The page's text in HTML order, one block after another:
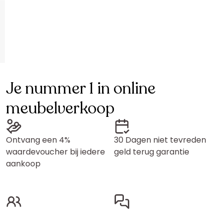
Je nummer 1 in online
meubelverkoop
Ontvang een 4%
waardevoucher bij iedere
aankoop
30 Dagen niet tevreden
geld terug garantie